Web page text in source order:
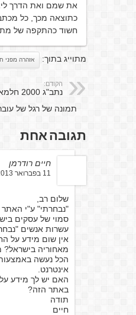
את שמם ואת הדרך
כתוצאה מכך, כל מכתב
חשוד כהתקפה של
מתוייג בתוך: אזהרה מפני
הקודם:
נתב"ג 2000 חלמאות
תמונה של רגל של
תגובה אחת
חיים רודרמן
11 בפברואר 2013 at 12:48
שלום רב,
"נבחרתי" ע"י האתר
סמוי של עסקים
עשרות אנשים
אין שום מידע על
מאחוריה
הכל נעשה
אינטרנט.
האם יש לך מידע
באתר הזה?
תודה
חיים